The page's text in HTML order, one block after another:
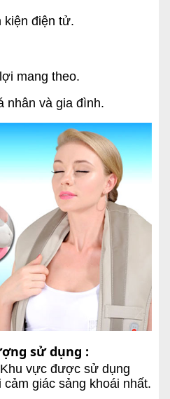
kiện điện tử.
mang theo.
nhân và gia đình.
sử dụng :
Khu vực được sử dụng
giác sảng khoái nhất.